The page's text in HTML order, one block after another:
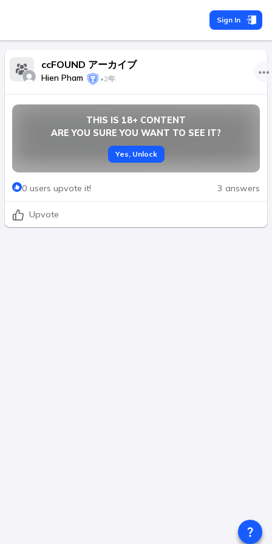
Sign In
ccFOUND アーカイブ
Hien Pham •2年
THIS IS 18+ CONTENT
ARE YOU SURE YOU WANT TO SEE IT?
Yes, Unlock
なぜ私は見つけたコインを引くことができないのです
0 users upvote it! 3 answers
Upvote